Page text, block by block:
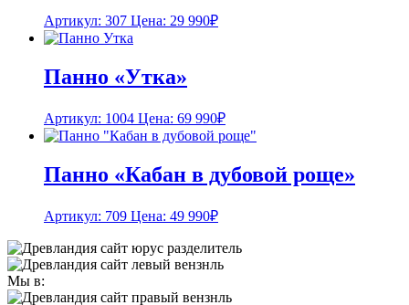
Артикул: 307 Цена: 29 990₽
Панно «Утка»
Артикул: 1004 Цена: 69 990₽
Панно «Кабан в дубовой роще»
Артикул: 709 Цена: 49 990₽
Мы в: